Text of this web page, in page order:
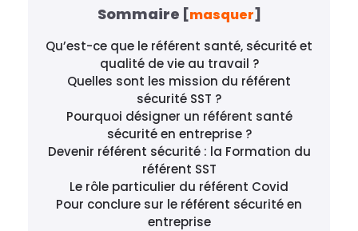
Sommaire [masquer]
Qu’est-ce que le référent santé, sécurité et
qualité de vie au travail ?
Quelles sont les mission du référent
sécurité SST ?
Pourquoi désigner un référent santé
sécurité en entreprise ?
Devenir référent sécurité : la Formation du
référent SST
Le rôle particulier du référent Covid
Pour conclure sur le référent sécurité en
entreprise